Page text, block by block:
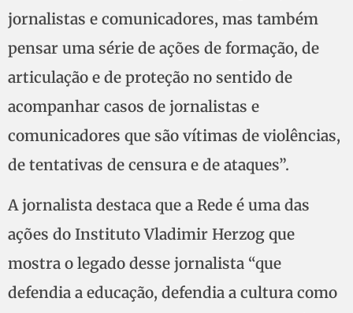
jornalistas e comunicadores, mas também
pensar uma série de ações de formação, de
articulação e de proteção no sentido de
acompanhar casos de jornalistas e
comunicadores que são vítimas de violências,
de tentativas de censura e de ataques”.
A jornalista destaca que a Rede é uma das
ações do Instituto Vladimir Herzog que
mostra o legado desse jornalista “que
defendia a educação, defendia a cultura como